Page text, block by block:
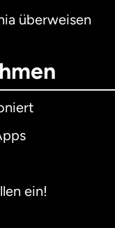
überweisen
ein!